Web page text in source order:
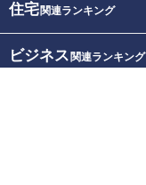
住宅関連ランキング
ビジネス 関連ランキング